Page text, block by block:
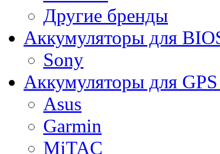
Другие бренды
Аккумуляторы для
Sony
Аккумуляторы для GPS
Asus
Garmin
MiTAC